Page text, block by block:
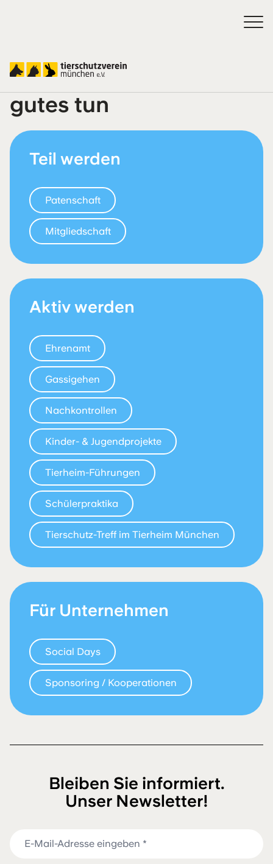
Jetzt mitmachen und
gutes tun
Teil werden
Patenschaft
Mitgliedschaft
Aktiv werden
Ehrenamt
Gassigehen
Nachkontrollen
Kinder- & Jugendprojekte
Tierheim-­Führungen
Schülerpraktika
Tierschutz-Treff im Tierheim München
Für Unternehmen
Social Days
Sponsoring / Kooperationen
Bleiben Sie informiert.
Unser Newsletter!